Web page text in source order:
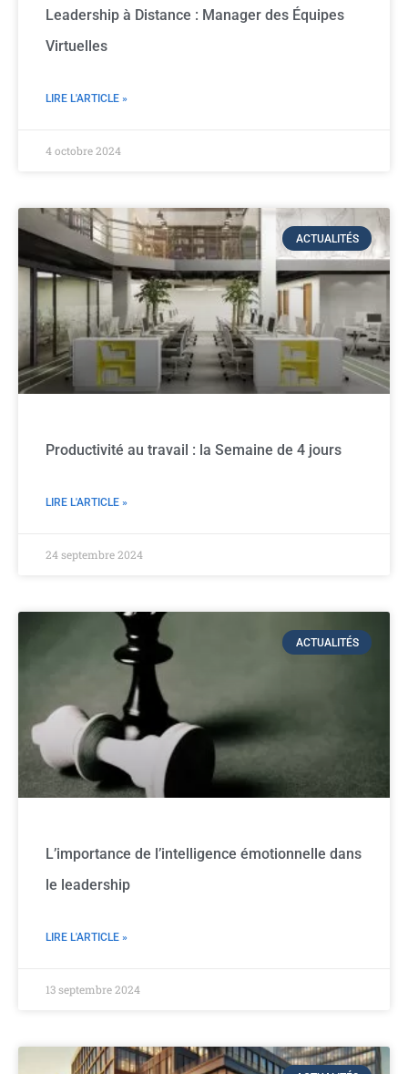
Leadership à Distance : Manager des Équipes
Virtuelles
LIRE L'ARTICLE »
4 octobre 2024
ACTUALITÉS
Productivité au travail : la Semaine de 4 jours
LIRE L'ARTICLE »
24 septembre 2024
ACTUALITÉS
L’importance de l’intelligence émotionnelle dans
le leadership
LIRE L'ARTICLE »
13 septembre 2024